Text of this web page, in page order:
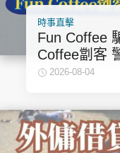
時事直擊
Fun Coffee
Coffee劏客 警行
萬元 檢獲
2026-08-04